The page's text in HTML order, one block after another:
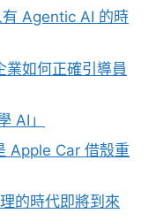
Agentic AI 的時
如何正確引導員
AI」
Apple Car 借殼重
的時代即將到來